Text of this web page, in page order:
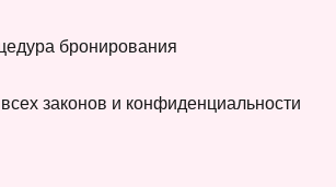
бронирования
законов и конфиденциальности